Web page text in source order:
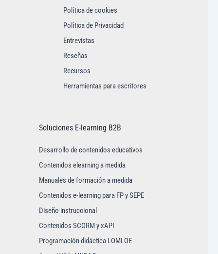
Política de cookies
Política de Privacidad
Entrevistas
Reseñas
Recursos
Herramientas para escritores
Soluciones E-learning B2B
Desarrollo de contenidos educativos
Contenidos elearning a medida
Manuales de formación a medida
Contenidos e-learning para FP y SEPE
Diseño instruccional
Contenidos SCORM y xAPI
Programación didáctica LOMLOE